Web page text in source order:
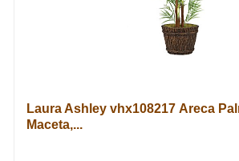
Laura Ashley vhx108217 Areca
Maceta,...